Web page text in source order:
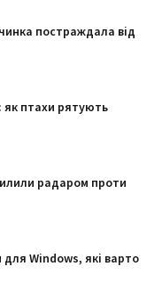
постраждала від
як птахи рятують
радаром проти
Windows, які варто